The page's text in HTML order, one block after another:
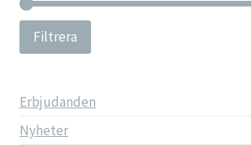
Filtrera
Erbjudanden
Nyheter